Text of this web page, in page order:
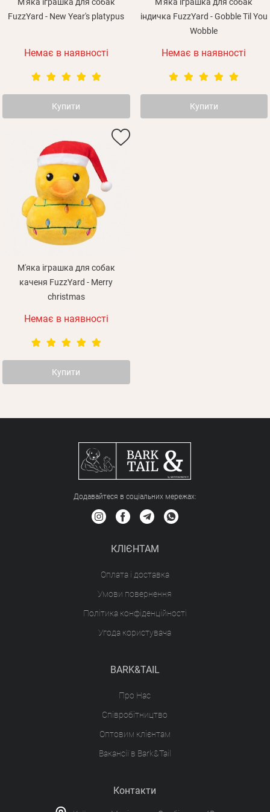
FuzzYard - New Year's platypus
Немає в наявності
Купити
індичка FuzzYard - Gobble Til You
Wobble
Немає в наявності
Купити
М'яка іграшка для собак
каченя FuzzYard - Merry
christmas
Немає в наявності
Купити
Додавайтеся в соціальних мережах:
КЛІЄНТАМ
Оплата і доставка
Умови повернення
Політика конфіденційності
Угода користувача
BARK&TAIL
Про Нас
Співробітництво
Оптовим клієнтам
Вакансії в Bark&Tail
Контакти